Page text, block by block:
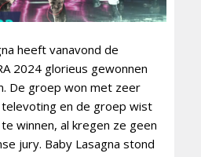
heeft vanavond de
2024 glorieus gewonnen
De groep won met zeer
en de groep wist
winnen, al kregen ze geen
jury. Baby Lasagna stond